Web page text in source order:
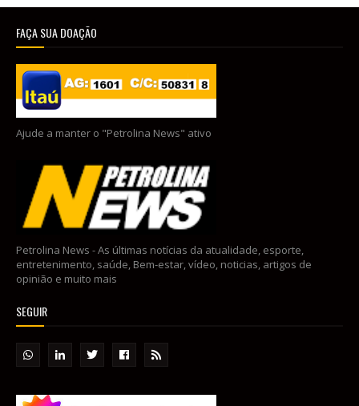
FAÇA SUA DOAÇÃO
Ajude a manter o "Petrolina News" ativo
Petrolina News - As últimas notícias da atualidade, esporte,
entretenimento, saúde, Bem-estar, vídeo, noticias, artigos de
opinião e muito mais
SEGUIR